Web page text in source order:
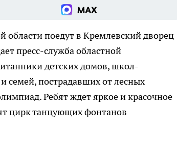
области поедут в Кремлевский дворец
пресс-служба областной
детских домов, школ-
семей, пострадавших от лесных
Ребят ждет яркое и красочное
цирк танцующих фонтанов